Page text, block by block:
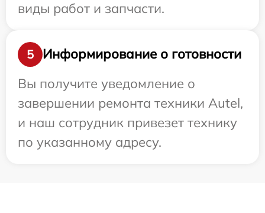
виды работ и запчасти.
5
Информирование о готовности
Вы получите уведомление о
завершении ремонта техники Autel,
и наш сотрудник привезет технику
по указанному адресу.